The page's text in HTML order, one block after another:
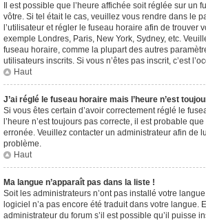
Il est possible que l’heure affichée soit réglée sur un
vôtre. Si tel était le cas, veuillez vous rendre dans le
l’utilisateur et régler le fuseau horaire afin de trouver
exemple Londres, Paris, New York, Sydney, etc.
fuseau horaire, comme la plupart des autres
utilisateurs inscrits. Si vous n’êtes pas inscrit, c’est
Haut
J’ai réglé le fuseau horaire mais l’heure n’est
Si vous êtes certain d’avoir correctement réglé le
l’heure n’est toujours pas correcte, il est probable
erronée. Veuillez contacter un administrateur afin de
problème.
Haut
Ma langue n’apparaît pas dans la liste !
Soit les administrateurs n’ont pas installé votre
logiciel n’a pas encore été traduit dans votre langue.
administrateur du forum s’il est possible qu’il puisse